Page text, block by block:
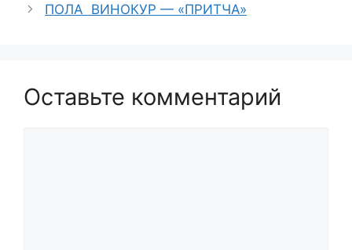
ПОЛА ВИНОКУР — «ПРИТЧА»
Оставьте комментарий